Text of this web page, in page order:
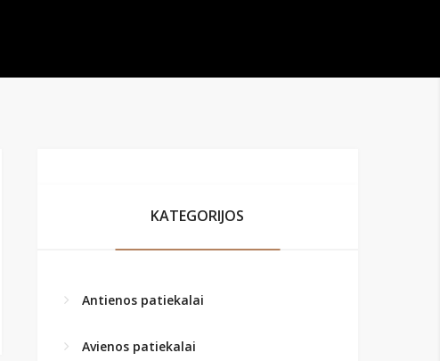
KATEGORIJOS
Antienos patiekalai
Avienos patiekalai